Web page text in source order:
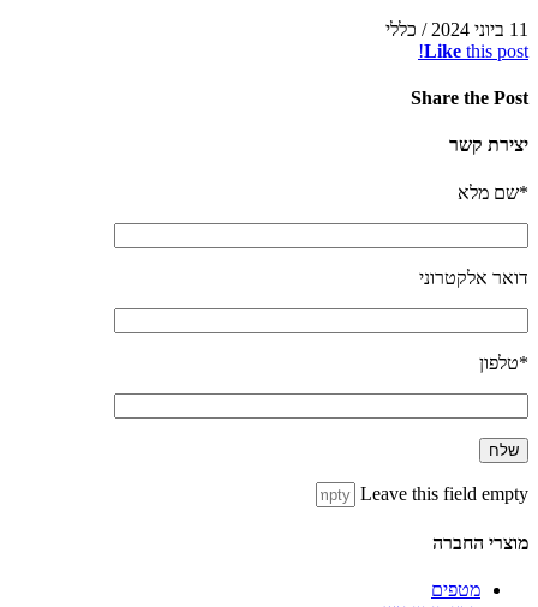
11 ביוני 2024
/ כללי
Like this post!
Share the Post
יצירת קשר
*שם מלא
דואר אלקטרוני
*טלפון
Leave this field empty
מוצרי החברה
מטפים